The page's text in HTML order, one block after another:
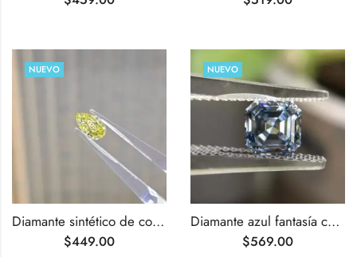
NUEVO
Diamante sintético de color amarillo intenso, talla pera, de 1,02 ct.
$449.00
NUEVO
Diamante azul fantasía cultivado en laboratorio, talla Asscher, de 1,03 ct.
$569.00